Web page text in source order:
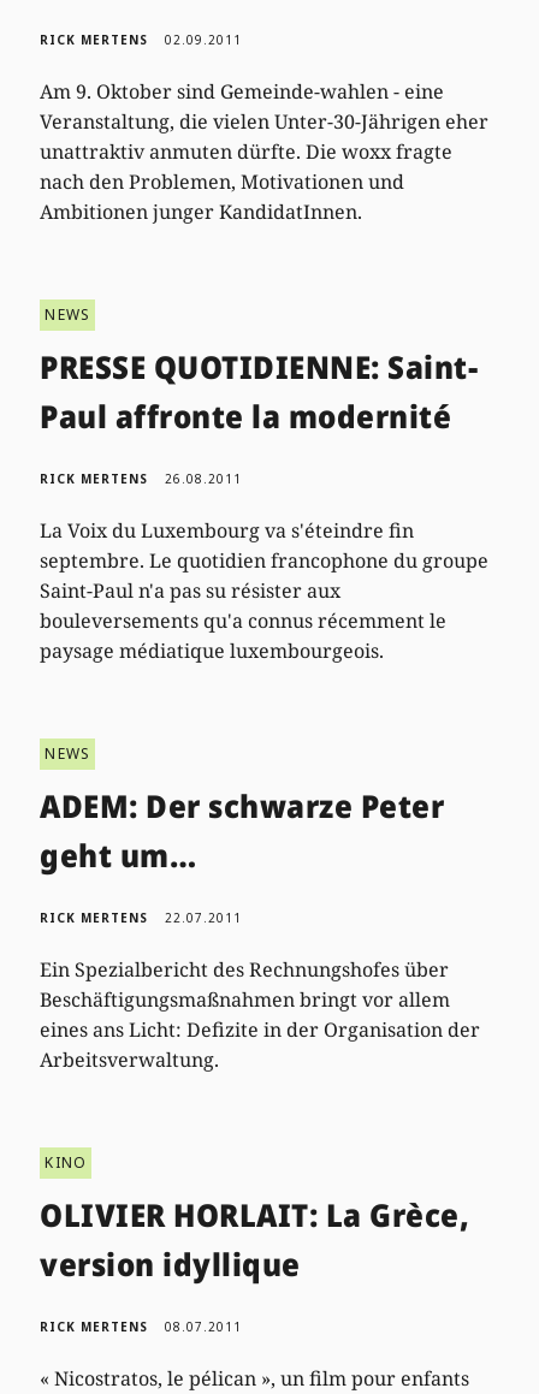
RICK MERTENS 02.09.2011
Am 9. Oktober sind Gemeinde-wahlen - eine
Veranstaltung, die vielen Unter-30-Jährigen eher
unattraktiv anmuten dürfte. Die woxx fragte
nach den Problemen, Motivationen und
Ambitionen junger KandidatInnen.
NEWS
PRESSE QUOTIDIENNE: Saint-
Paul affronte la modernité
RICK MERTENS 26.08.2011
La Voix du Luxembourg va s'éteindre fin
septembre. Le quotidien francophone du groupe
Saint-Paul n'a pas su résister aux
bouleversements qu'a connus récemment le
paysage médiatique luxembourgeois.
NEWS
ADEM: Der schwarze Peter
geht um…
RICK MERTENS 22.07.2011
Ein Spezialbericht des Rechnungshofes über
Beschäftigungsmaßnahmen bringt vor allem
eines ans Licht: Defizite in der Organisation der
Arbeitsverwaltung.
KINO
OLIVIER HORLAIT: La Grèce,
version idyllique
RICK MERTENS 08.07.2011
« Nicostratos, le pélican », un film pour enfants